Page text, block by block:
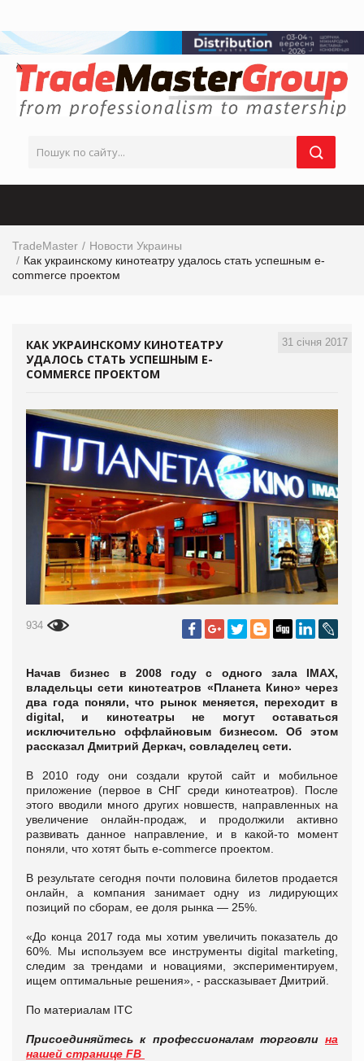
TradeMaster
Новости Украины
Как украинскому кинотеатру удалось стать успешным e-
commerce проектом
31 січня 2017
КАК УКРАИНСКОМУ КИНОТЕАТРУ
УДАЛОСЬ СТАТЬ УСПЕШНЫМ E-
COMMERCE ПРОЕКТОМ
934
Начав бизнес в 2008 году с одного зала IMAX,
владельцы сети кинотеатров «Планета Кино» через
два года поняли, что рынок меняется, переходит в
digital, и кинотеатры не могут оставаться
исключительно оффлайновым бизнесом. Об этом
рассказал Дмитрий Деркач, совладелец сети.
В 2010 году они создали крутой сайт и мобильное
приложение (первое в СНГ среди кинотеатров). После
этого вводили много других новшеств, направленных на
увеличение онлайн-продаж, и продолжили активно
развивать данное направление, и в какой-то момент
поняли, что хотят быть e-commerce проектом.
В результате сегодня почти половина билетов продается
онлайн, а компания занимает одну из лидирующих
позиций по сборам, ее доля рынка — 25%.
«До конца 2017 года мы хотим увеличить показатель до
60%. Мы используем все инструменты digital marketing,
следим за трендами и новациями, экспериментируем,
ищем оптимальные решения», - рассказывает Дмитрий.
По материалам ITC
Присоединяйтесь к профессионалам торговли на
нашей странице FB